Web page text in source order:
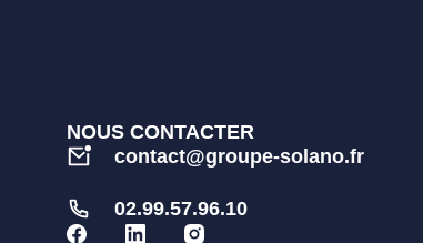
NOUS CONTACTER
contact@groupe-solano.fr
02.99.57.96.10